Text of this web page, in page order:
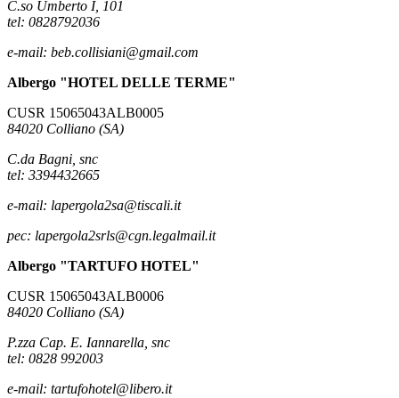
C.so Umberto I, 101
tel: 0828792036
e-mail: beb.collisiani@gmail.com
Albergo "HOTEL DELLE TERME"
CUSR 15065043ALB0005
84020 Colliano (SA)
C.da Bagni, snc
tel: 3394432665
e-mail: lapergola2sa@tiscali.it
pec: lapergola2srls@cgn.legalmail.it
Albergo "TARTUFO HOTEL"
CUSR 15065043ALB0006
84020 Colliano (SA)
P.zza Cap. E. Iannarella, snc
tel: 0828 992003
e-mail: tartufohotel@libero.it